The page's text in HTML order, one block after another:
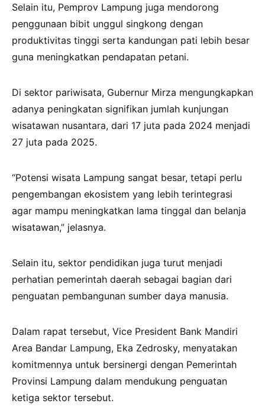
Selain itu, Pemprov Lampung juga mendorong
penggunaan bibit unggul singkong dengan
produktivitas tinggi serta kandungan pati lebih besar
guna meningkatkan pendapatan petani.
Di sektor pariwisata, Gubernur Mirza mengungkapkan
adanya peningkatan signifikan jumlah kunjungan
wisatawan nusantara, dari 17 juta pada 2024 menjadi
27 juta pada 2025.
“Potensi wisata Lampung sangat besar, tetapi perlu
pengembangan ekosistem yang lebih terintegrasi
agar mampu meningkatkan lama tinggal dan belanja
wisatawan,” jelasnya.
Selain itu, sektor pendidikan juga turut menjadi
perhatian pemerintah daerah sebagai bagian dari
penguatan pembangunan sumber daya manusia.
Dalam rapat tersebut, Vice President Bank Mandiri
Area Bandar Lampung, Eka Zedrosky, menyatakan
komitmennya untuk bersinergi dengan Pemerintah
Provinsi Lampung dalam mendukung penguatan
ketiga sektor tersebut.